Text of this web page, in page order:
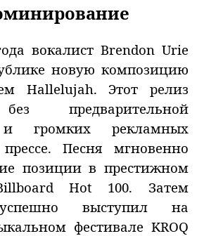
вокалист Brendon Urie
новую композицию
Hallelujah. Этот релиз
предварительной
и громких рекламных
Песня мгновенно
позиции в престижном
Hot 100. Затем
выступил на
фестивале KROQ